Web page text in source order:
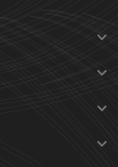



